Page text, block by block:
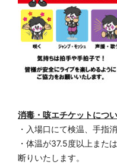
消毒・咳エチケットにつ
・入場口にて検温、手指
・体温が37.5度以上また
断りいたします。